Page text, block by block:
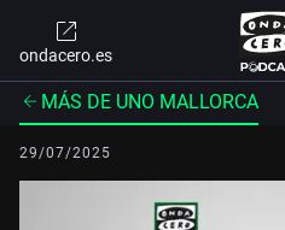
ondacero.es
MÁS DE UNO MALLORCA
29/07/2025